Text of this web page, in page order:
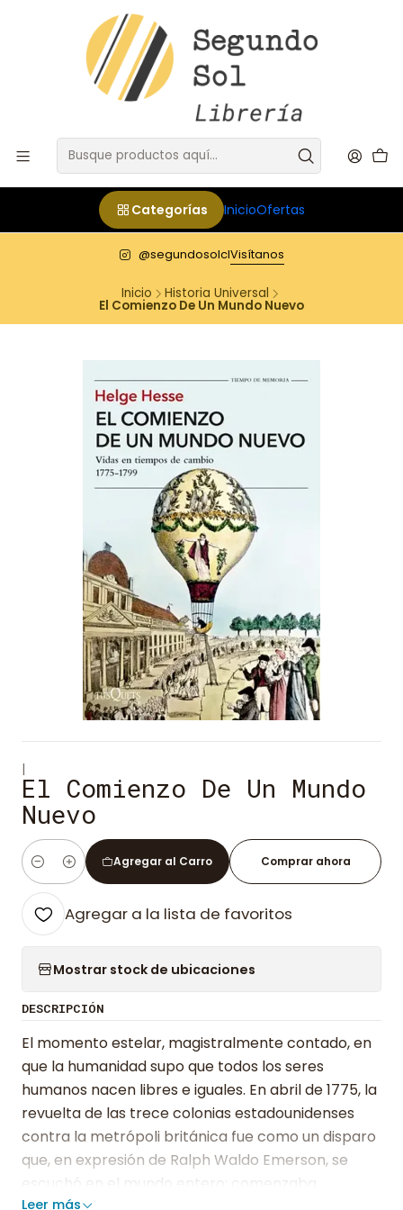
Categorías InicioOfertas
@segundosolclVisítanos
Inicio Historia Universal
El Comienzo De Un Mundo Nuevo
|
El Comienzo De Un Mundo
Nuevo
Cantidad
Agregar al Carro Comprar ahora
Agregar a la lista de favoritos
Mostrar stock de ubicaciones
DESCRIPCIÓN
El momento estelar, magistralmente contado, en
que la humanidad supo que todos los seres
humanos nacen libres e iguales. En abril de 1775, la
revuelta de las trece colonias estadounidenses
contra la metrópoli británica fue como un disparo
que, en expresión de Ralph Waldo Emerson, se
escuchó en el mundo entero: comenzaba
Leer más